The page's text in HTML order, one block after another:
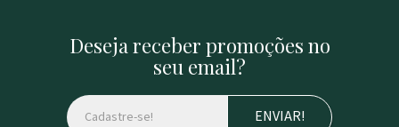
Deseja receber promoções no
seu email?
ENVIAR!